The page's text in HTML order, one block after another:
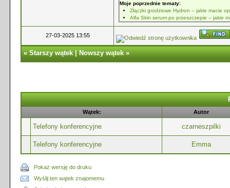
Moje poprzednie tematy:
Złączki grodziowe Hydron – jakie macie
Alfa Skin serum po przeszczepie – jakie
27-03-2025 13:55
«Starszy wątek|Nowszy wątek»
Wątek: Autor
Telefony konferencyjne czarneszpilki
Telefony konferencyjne Emma
Pokaż wersję do druku
Wyślij ten wątek znajomemu